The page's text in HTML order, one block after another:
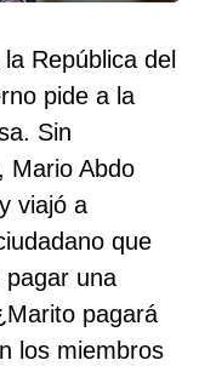
República del
pide a la
Sin
Mario Abdo
viajó a
que
pagar una
pagará
los miembros